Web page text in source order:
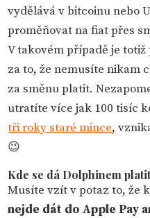
vydělává v bitcoinu nebo
proměňovat na fiat přes
V takovém případě je
za to, že nemusíte nikam
za směnu platit.
utratíte více jak 100 tisíc
tři roky staré mince,
😉
Kde se dá Dolphinem
Musíte vzít v potaz to, že
nejde dát do Apple Pay